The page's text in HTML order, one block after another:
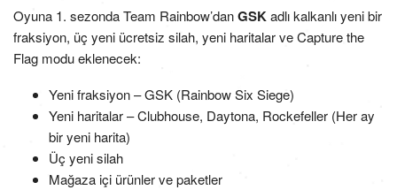
Oyuna 1. sezonda Team Rainbow’danGSKadlı kalkanlı yeni bir
fraksiyon, üç yeni ücretsiz silah, yeni haritalar ve Capture the
Flag modu eklenecek:
Yeni fraksiyon – GSK (Rainbow Six Siege)
Yeni haritalar – Clubhouse, Daytona, Rockefeller (Her ay
bir yeni harita)
Üç yeni silah
Mağaza içi ürünler ve paketler